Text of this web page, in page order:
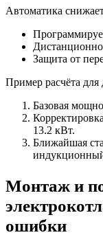
Автоматика
Защита от
Пример расчёта
Базовая
13.2 кВт.
Ближайшая
Монтаж и
ошибки